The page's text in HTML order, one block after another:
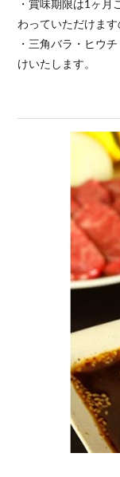
・賞味期限は1ヶ
わっていただけま
・三角バラ・ヒウ
けいたします。